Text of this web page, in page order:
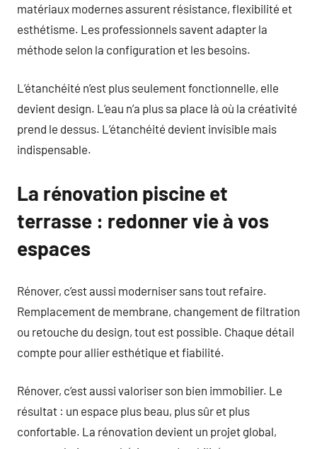
matériaux modernes assurent résistance, flexibilité et
esthétisme. Les professionnels savent adapter la
méthode selon la configuration et les besoins.
L’étanchéité n’est plus seulement fonctionnelle, elle
devient design. L’eau n’a plus sa place là où la créativité
prend le dessus. L’étanchéité devient invisible mais
indispensable.
La rénovation piscine et
terrasse : redonner vie à vos
espaces
Rénover, c’est aussi moderniser sans tout refaire.
Remplacement de membrane, changement de filtration
ou retouche du design, tout est possible. Chaque détail
compte pour allier esthétique et fiabilité.
Rénover, c’est aussi valoriser son bien immobilier. Le
résultat : un espace plus beau, plus sûr et plus
confortable. La rénovation devient un projet global,